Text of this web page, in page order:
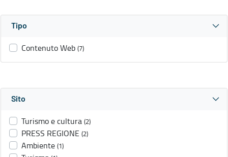
Tipo
Contenuto Web (7)
Sito
Turismo e cultura (2)
PRESS REGIONE (2)
Ambiente (1)